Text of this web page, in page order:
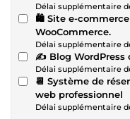
Délai supplémentaire
🛍 Site e-
WooCommerce.
Délai supplémentaire
✍️ Blog WordPress
Délai supplémentaire
📆 Système de
web professionnel
Délai supplémentaire